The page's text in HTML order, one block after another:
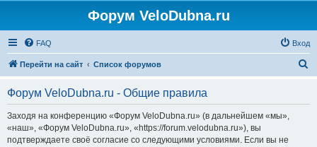
Форум VeloDubna.ru
FAQ Вход
Перейти на сайт Список форумов
Форум VeloDubna.ru - Общие правила
Заходя на конференцию «Форум VeloDubna.ru» (в дальнейшем «мы»,
«наш», «Форум VeloDubna.ru», «https://forum.velodubna.ru»), вы
подтверждаете своё согласие со следующими условиями. Если вы не